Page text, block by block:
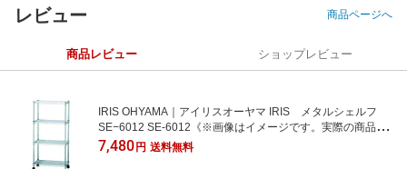
レビュー 商品ページへ
商品レビュー ショップレビュー
IRIS OHYAMA｜アイリスオーヤマ IRIS メタルシェルフ
SE−6012 SE-6012《※画像はイメージです。実際の商品と
は異なります》
7,480円 送料無料